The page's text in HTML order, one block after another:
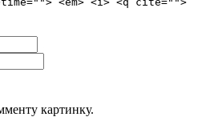
картинку.